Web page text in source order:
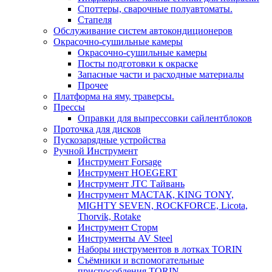
Споттеры, сварочные полуавтоматы.
Стапеля
Обслуживание систем автокондиционеров
Окрасочно-сушильные камеры
Окрасочно-сушильные камеры
Посты подготовки к окраске
Запасные части и расходные материалы
Прочее
Платформа на яму, траверсы.
Прессы
Оправки для выпрессовки сайлентблоков
Проточка для дисков
Пускозарядные устройства
Ручной Инструмент
Инструмент Forsage
Инструмент HOEGERT
Инструмент JTC Тайвань
Инструмент МАСТАК, KING TONY,
MIGHTY SEVEN, ROCKFORCE, Licota,
Thorvik, Rotake
Инструмент Сторм
Инструменты AV Steel
Наборы инструментов в лотках TORIN
Съёмники и вспомогательные